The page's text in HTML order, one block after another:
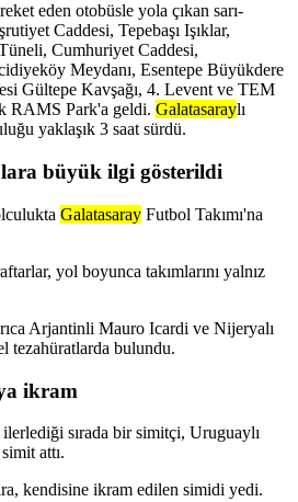
eden otobüsle yola çıkan sarı-
Caddesi, Tepebaşı Işıklar,
Cumhuriyet Caddesi,
Meydanı, Esentepe Büyükdere
Gültepe Kavşağı, 4. Levent ve TEM
RAMS Park'a geldi. Galatasaraylı
yaklaşık 3 saat sürdü.
büyük ilgi gösterildi
Galatasaray Futbol Takımı'na
yol boyunca takımlarını yalnız
Arjantinli Mauro Icardi ve Nijeryalı
tezahüratlarda bulundu.
ikram
ilerlediği sırada bir simitçi, Uruguaylı
attı.
kendisine ikram edilen simidi yedi.